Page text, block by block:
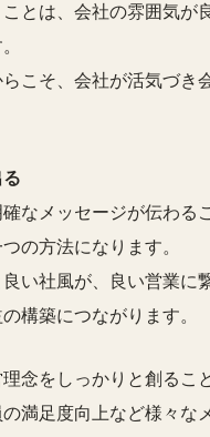
とは、会社の雰囲気が
こそ、会社が活気づき
なメッセージが伝わる
の方法になります。
い社風が、良い営業に
構築につながります。
念をしっかりと創るこ
満足度向上など様々な